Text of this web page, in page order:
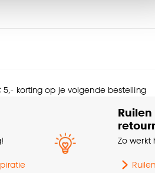
Breedte
5,- korting op je volgende bestelling
Zo werkt